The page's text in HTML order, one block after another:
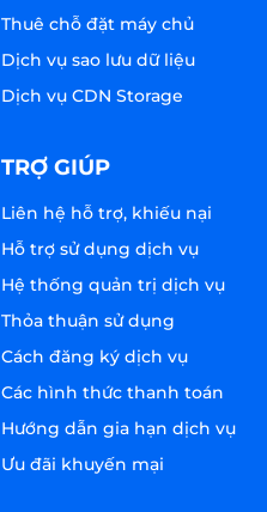
Thuê chỗ đặt máy chủ
Dịch vụ sao lưu dữ liệu
Dịch vụ CDN Storage
TRỢ GIÚP
Liên hệ hỗ trợ, khiếu nại
Hỗ trợ sử dụng dịch vụ
Hệ thống quản trị dịch vụ
Thỏa thuận sử dụng
Cách đăng ký dịch vụ
Các hình thức thanh toán
Hướng dẫn gia hạn dịch vụ
Ưu đãi khuyến mại